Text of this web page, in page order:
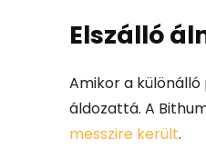
Elszálló
Amikor a
áldozattá. A
messzire került.